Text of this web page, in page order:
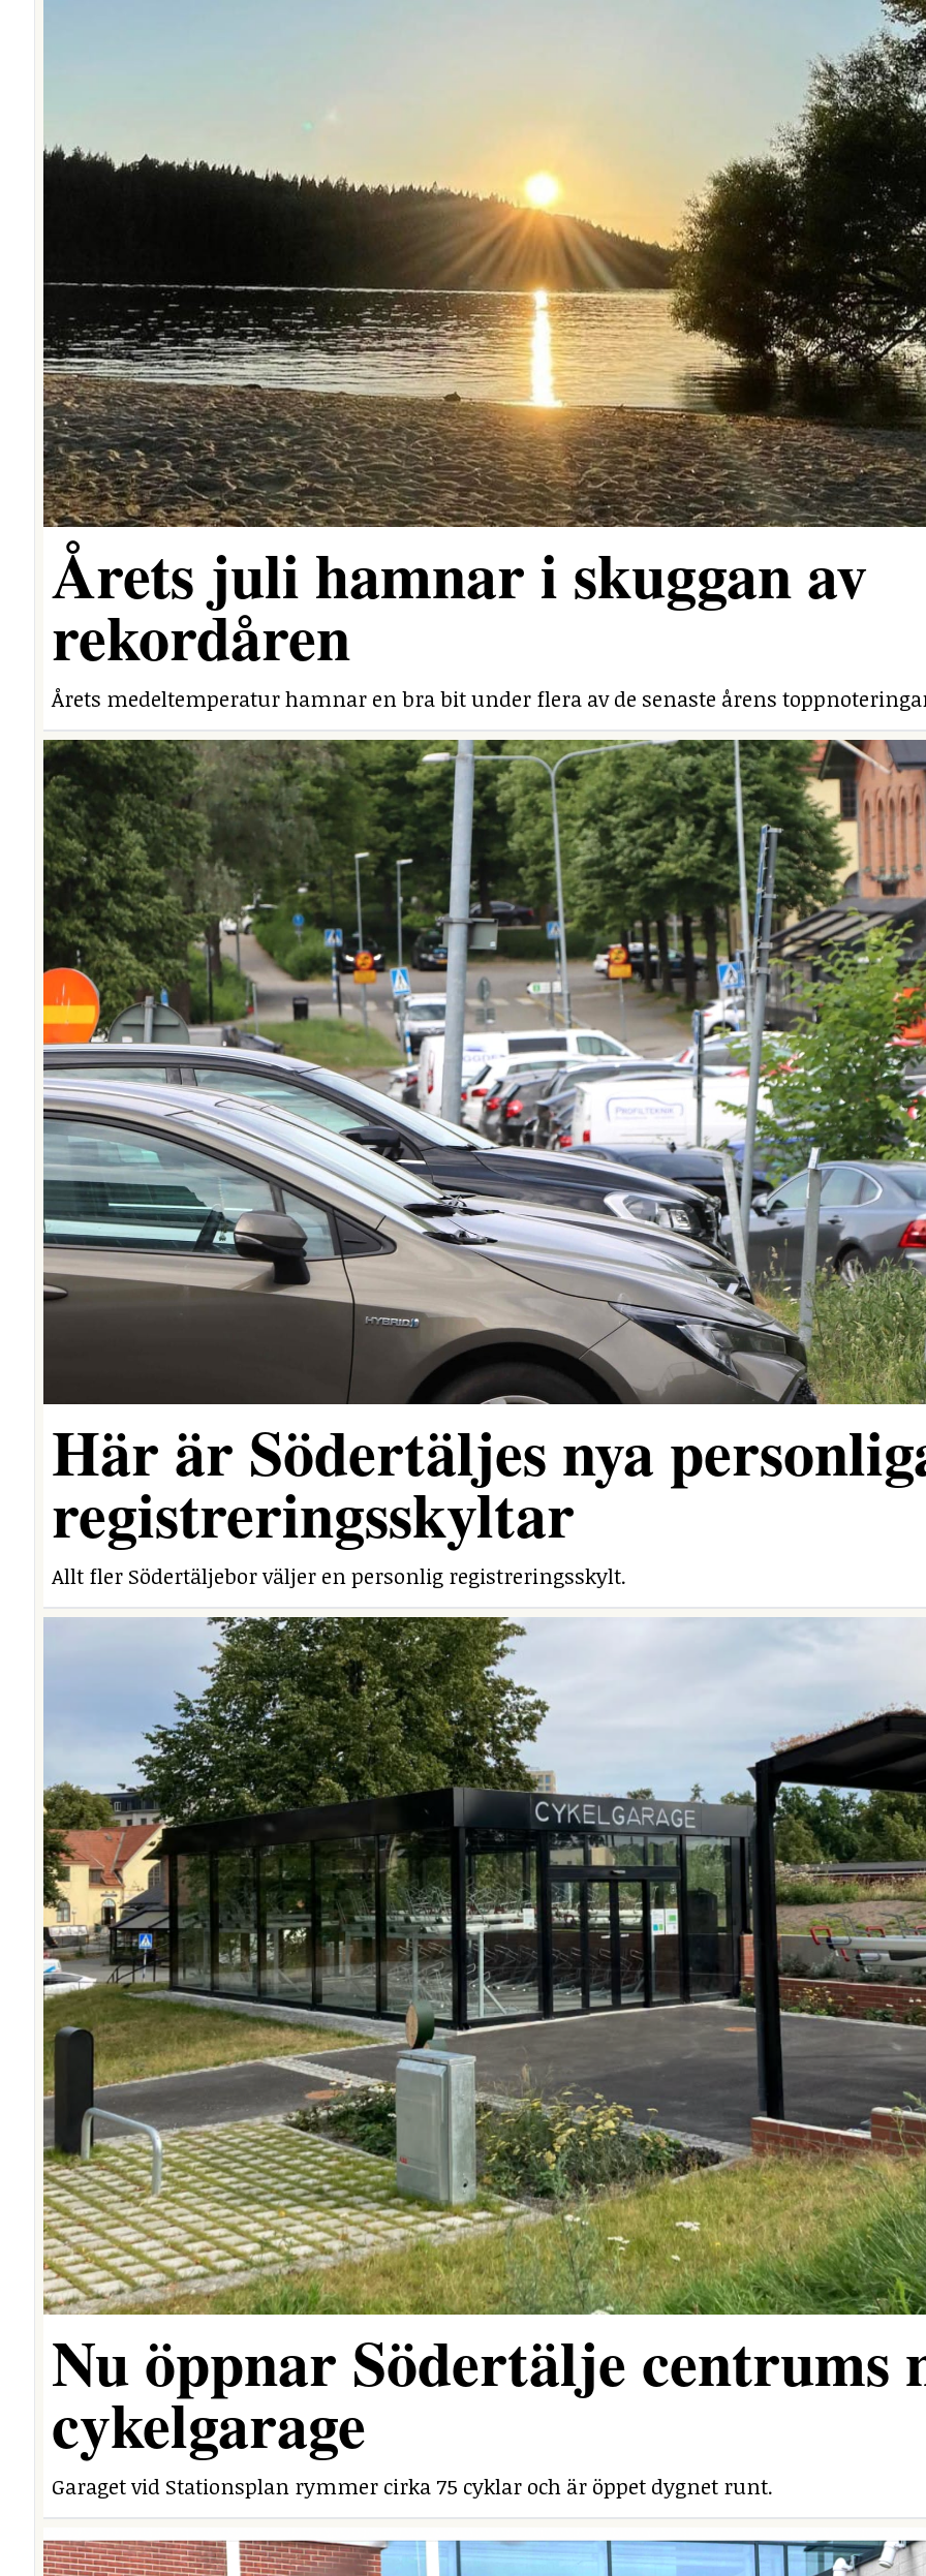
Årets juli hamnar i skuggan av
rekordåren
Årets medeltemperatur hamnar en bra bit under flera av de senaste årens
Här är Södertäljes nya
registreringsskyltar
Allt fler Södertäljebor väljer en personlig registreringsskylt.
Nu öppnar Södertälje centrums
cykelgarage
Garaget vid Stationsplan rymmer cirka 75 cyklar och är öppet dygnet runt.